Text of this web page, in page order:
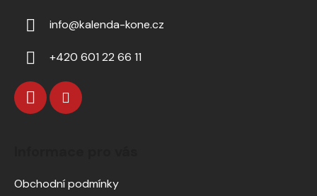
info@kalenda-kone.cz
+420 601 22 66 11
Obchodní podmínky